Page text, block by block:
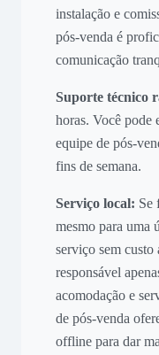
instalação e
pós-venda é
comunicação
Suporte técnico
horas. Você pode
equipe de pós-
fins de semana.
Serviço local: Se
mesmo para uma
serviço sem
responsável
acomodação e
de pós-venda
offline para dar